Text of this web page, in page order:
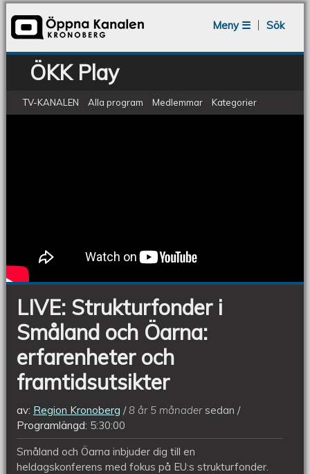
Meny ☰
Sök
ÖKK Play
TV-KANALEN Alla program Medlemmar Kategorier
Öarna:
erfarenheter
och
framtidsutsikter
LIVE: ​Strukturfonder i
Småland och Öarna:
erfarenheter och
framtidsutsikter
av: Region Kronoberg 8 år 5 månadersedan
Programlängd: 5:30:00
Småland och Öarna inbjuder dig till en
heldagskonferens med fokus på EU:s strukturfonder.